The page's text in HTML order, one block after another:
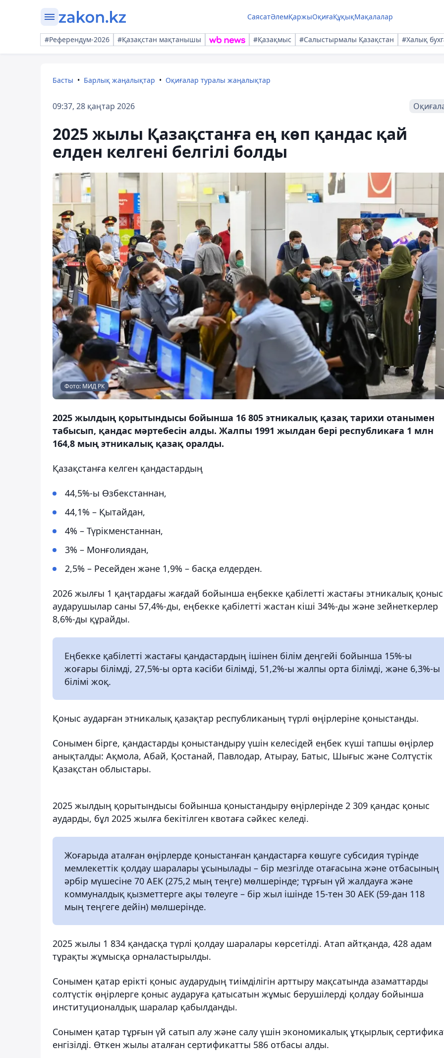
СаясатӘлемҚаржыОқиғаҚұқықМақалалар
#Референдум-2026 #Қазақстан мақтанышы #Қазақмыс #Салыстырмалы Қазақстан #Халық
Басты Барлық жаңалықтар Оқиғалар туралы жаңалықтар
09:37, 28 қаңтар 2026
2025 жылы Қазақстанға ең көп қандас қай
елден келгені белгілі болды
Фото: МИД РК
2025 жылдың қорытындысы бойынша 16 805 этникалық қазақ тарихи отанымен
табысып, қандас мәртебесін алды. Жалпы 1991 жылдан бері республикаға 1 млн
164,8 мың этникалық қазақ оралды.
Қазақстанға келген қандастардың
44,5%-ы Өзбекстаннан,
44,1% – Қытайдан,
4% – Түрікменстаннан,
3% – Монғолиядан,
2,5% – Ресейден және 1,9% – басқа елдерден.
2026 жылғы 1 қаңтардағы жағдай бойынша еңбекке қабілетті жастағы этникалық қоныс
аударушылар саны 57,4%-ды, еңбекке қабілетті жастан кіші 34%-ды және зейнеткерлер
8,6%-ды құрайды.
Еңбекке қабілетті жастағы қандастардың ішінен білім деңгейі бойынша 15%-ы
жоғары білімді, 27,5%-ы орта кәсіби білімді, 51,2%-ы жалпы орта білімді, және 6,3%-ы
білімі жоқ.
Қоныс аударған этникалық қазақтар республиканың түрлі өңірлеріне қоныстанды.
Сонымен бірге, қандастарды қоныстандыру үшін келесідей еңбек күші тапшы өңірлер
анықталды: Ақмола, Абай, Қостанай, Павлодар, Атырау, Батыс, Шығыс және Солтүстік
Қазақстан облыстары.
2025 жылдың қорытындысы бойынша қоныстандыру өңірлерінде 2 309 қандас қоныс
аударды, бұл 2025 жылға бекітілген квотаға сәйкес келеді.
Жоғарыда аталған өңірлерде қоныстанған қандастарға көшуге субсидия түрінде
мемлекеттік қолдау шаралары ұсынылады – бір мезгілде отағасына және отбасының
әрбір мүшесіне 70 АЕК (275,2 мың теңге) мөлшерінде; тұрғын үй жалдауға және
коммуналдық қызметтерге ақы төлеуге – бір жыл ішінде 15-тен 30 АЕК (59-дан 118
мың теңгеге дейін) мөлшерінде.
2025 жылы 1 834 қандасқа түрлі қолдау шаралары көрсетілді. Атап айтқанда, 428 адам
тұрақты жұмысқа орналастырылды.
Сонымен қатар ерікті қоныс аударудың тиімділігін арттыру мақсатында азаматтарды
солтүстік өңірлерге қоныс аударуға қатысатын жұмыс берушілерді қолдау бойынша
институционалдық шаралар қабылданды.
Сонымен қатар тұрғын үй сатып алу және салу үшін экономикалық ұтқырлық
енгізілді. Өткен жылы аталған сертификатты 586 отбасы алды.